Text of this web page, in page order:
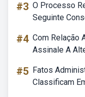
#3 O Processo
Seguinte
#4 Com Relação
Assinale A
#5 Fatos
Classificam